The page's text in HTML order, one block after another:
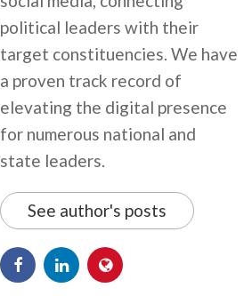
political leaders with their
target constituencies. We have
a proven track record of
elevating the digital presence
for numerous national and
state leaders.
See author's posts